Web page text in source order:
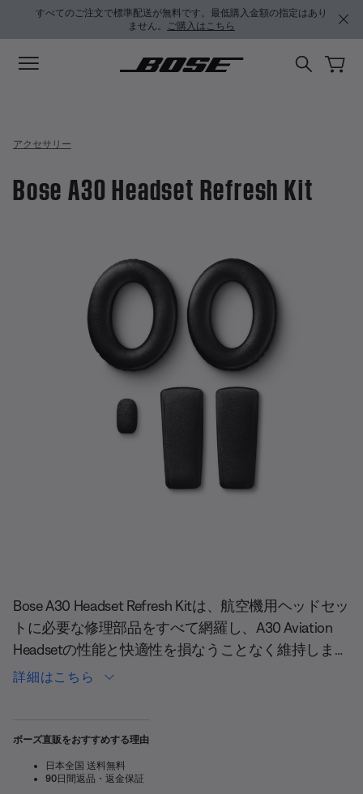
メインコンテンツに移動
サポートチャットに移動する
フッターコンテンツに移動
アクセシビリティ声明に移動する
すべてのご注文で標準配送が無料です。最低購入金額の指定はあり
ません。 ご購入はこちら
アクセサリー
Bose A30 Headset Refresh Kit
Bose A30 Headset Refresh Kitは、航空機用ヘッドセッ
トに必要な修理部品をすべて網羅し、A30 Aviation
Headsetの性能と快適性を損なうことなく維持しま
す。キットには交換用のイヤークッション（1組）、
詳細はこちら
ボーズ直販をおすすめする理由
日本全国 送料無料
90日間返品・返金保証